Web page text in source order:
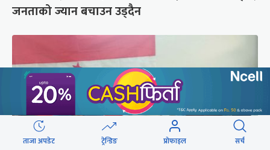
जनताको ज्यान बचाउन उड्दैन
ताजा अपडेट ट्रेन्डिङ प्रोफाइल सर्च